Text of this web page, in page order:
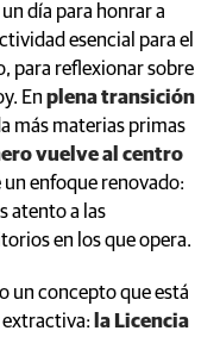
día para honrar a
esencial para el
para reflexionar sobre
En plena transición
más materias primas
vuelve al centro
un enfoque renovado:
atento a las
en los que opera.
un concepto que está
la Licencia